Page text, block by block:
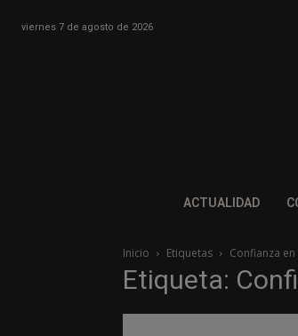
viernes 7 de agosto de 2026
ACTUALIDAD
Inicio Etiquetas Confianza
Etiqueta: